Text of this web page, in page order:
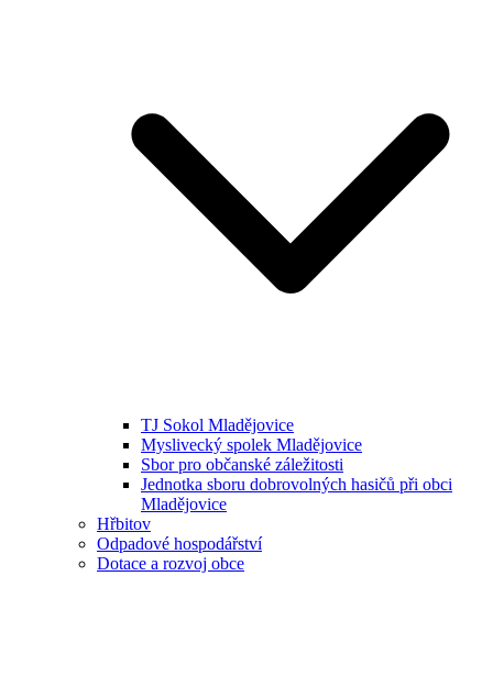
TJ Sokol Mladějovice
Myslivecký spolek Mladějovice
Sbor pro občanské záležitosti
Jednotka sboru dobrovolných hasičů při obci
Mladějovice
Hřbitov
Odpadové hospodářství
Dotace a rozvoj obce